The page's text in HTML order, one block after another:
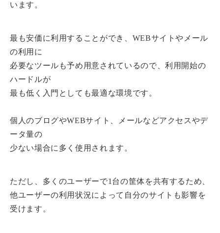
います。
最も安価に利用することができ、WEBサイトやメール
の利用に
必要なツールも予め用意されているので、利用開始の
ハードルが
最も低く入門としても最適な環境です。
個人のブログやWEBサイト、メールなどアクセスやデ
ータ量の
少ない場合に多く使用されます。
ただし、多くのユーザーで1台の筐体を共有するため、
他ユーザーの利用状況によって自分のサイトも影響を
受けます。